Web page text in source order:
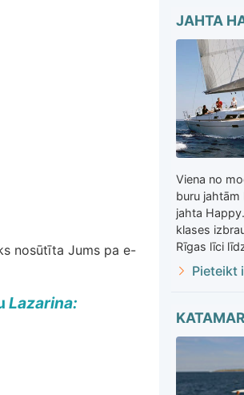
nosūtīta Jums pa e-
Lazarina:
JAHTA
Viena no
buru jahtām
jahta
klases
Rīgas līci
Pieteikt